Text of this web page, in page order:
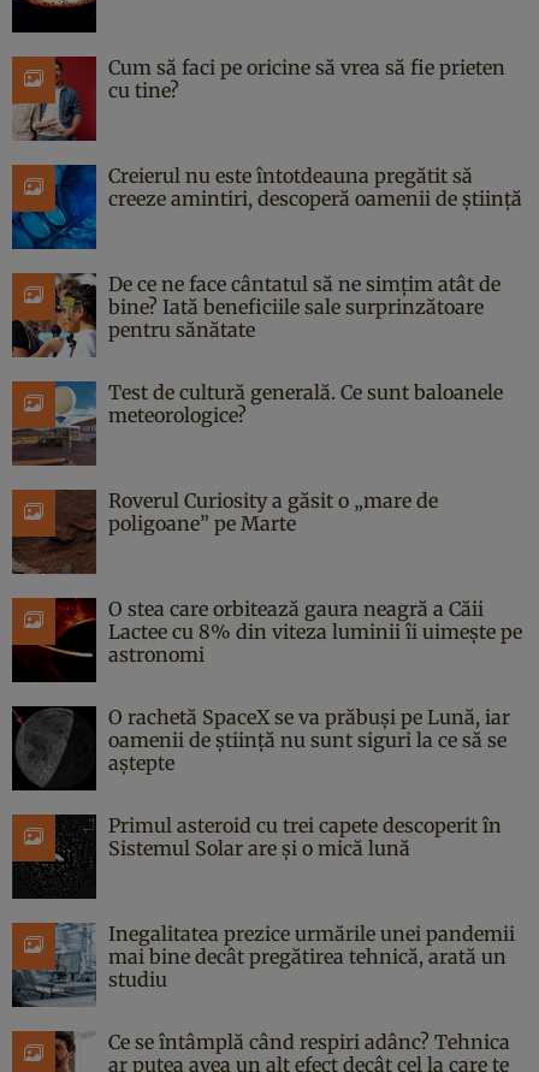
Cum să faci pe oricine să vrea să fie prieten
cu tine?
Creierul nu este întotdeauna pregătit să
creeze amintiri, descoperă oamenii de știință
De ce ne face cântatul să ne simțim atât de
bine? Iată beneficiile sale surprinzătoare
pentru sănătate
Test de cultură generală. Ce sunt baloanele
meteorologice?
Roverul Curiosity a găsit o „mare de
poligoane” pe Marte
O stea care orbitează gaura neagră a Căii
Lactee cu 8% din viteza luminii îi uimește pe
astronomi
O rachetă SpaceX se va prăbuși pe Lună, iar
oamenii de știință nu sunt siguri la ce să se
aștepte
Primul asteroid cu trei capete descoperit în
Sistemul Solar are și o mică lună
Inegalitatea prezice urmările unei pandemii
mai bine decât pregătirea tehnică, arată un
studiu
Ce se întâmplă când respiri adânc? Tehnica
ar putea avea un alt efect decât cel la care te